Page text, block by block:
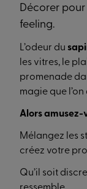
Décorer
feeling.
L’odeur du
les vitres, le
promenade
magie que
Alors amusez-
Mélangez les
créez votre
Qu’il soit